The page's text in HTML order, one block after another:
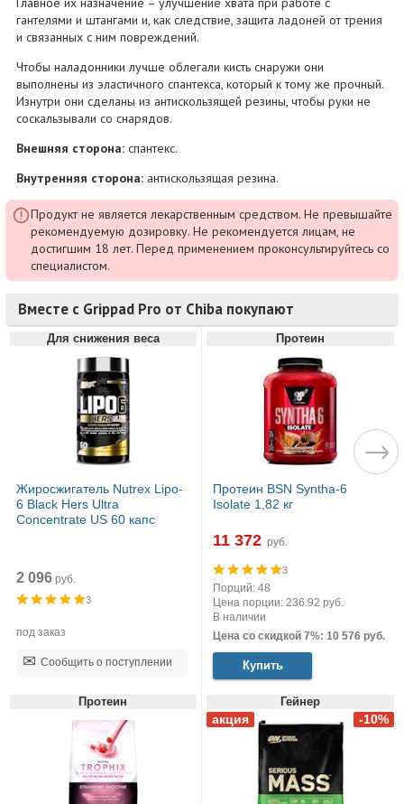
гантелями и штангами и, как следствие, защита ладоней от трения
и связанных с ним повреждений.
Чтобы наладонники лучше облегали кисть снаружи они
выполнены из эластичного спантекса, который к тому же прочный.
Изнутри они сделаны из антискользящей резины, чтобы руки не
соскальзывали со снарядов.
Внешняя сторона: спантекс.
Внутренняя сторона: антискользящая резина.
Продукт не является лекарственным средством. Не превышайте
рекомендуемую дозировку. Не рекомендуется лицам, не
достигшим 18 лет. Перед применением проконсультируйтесь со
специалистом.
Вместе с Grippad Pro от Chiba покупают
Для снижения веса
Жиросжигатель Nutrex Lipo-
6 Black Hers Ultra
Concentrate US 60 капс
2 096руб.
3
под заказ
Сообщить о поступлении
Протеин
Протеин BSN Syntha-6
Isolate 1,82 кг
11 372 руб.
3
Порций: 48
Цена порции: 236.92 руб.
В наличии
Цена со скидкой 7%: 10 576 руб.
Купить
Протеин Гейнер